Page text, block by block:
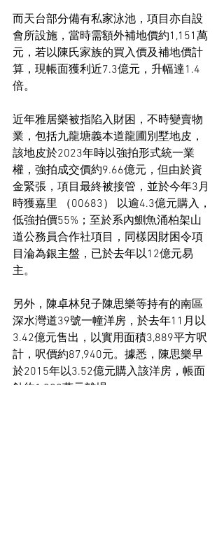
而天台部分備有私家泳池，項目亦自設
會所設施，當時需額外補地價約1,151萬
元，若以陳氏家族的買入價及補地價計
算，現帳面獲利近7.3億元，升幅達1.4
倍。
近年雅居樂被指陷入財困，不時變賣物
業，包括九龍塘義本道龍圃別墅地皮，
該地皮於2023年時以強拍形式統一業
權，強拍成交價約9.66億元，但由於資
金緊張，項目最終被接管，並於今年3月
時獲嘉里 （00683） 以逾4.3億元購入，
低強拍價55%；至於系內鰂魚涌柏架山
道公務員合作社項目，同樣因財困令項
目淪為銀主盤，已於去年以12億元易
主。
另外，陳卓林兒子陳思樂等持有的南區
深水灣道39號一幢洋房，於去年11月以
3.42億元售出，以實用面積3,889平方呎
計，呎價約87,940元。據悉，陳思樂早
於2015年以3.52億元購入該洋房，帳面
蝕約1,000萬元離場。